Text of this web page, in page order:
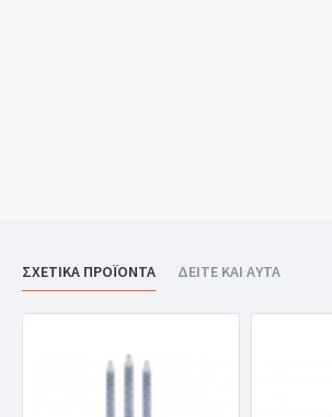
ΣΧΕΤΙΚΑ ΠΡΟΪΟΝΤΑ ΔΕΙΤΕ ΚΑΙ ΑΥΤΑ